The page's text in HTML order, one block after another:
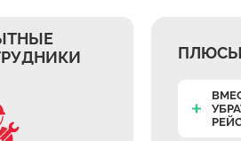
ПЛЮСЫ